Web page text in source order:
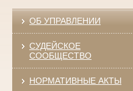
ОБ УПРАВЛЕНИИ
СУДЕЙСКОЕ
СООБЩЕСТВО
НОРМАТИВНЫЕ АКТЫ